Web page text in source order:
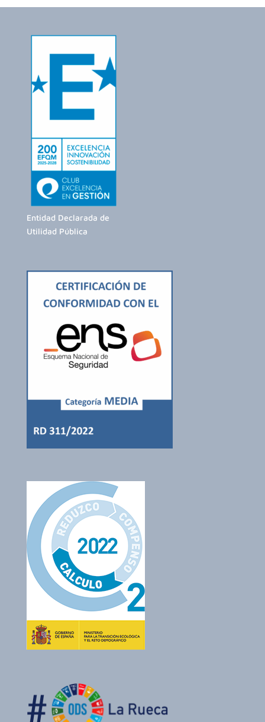
Entidad Declarada de
Utilidad Pública